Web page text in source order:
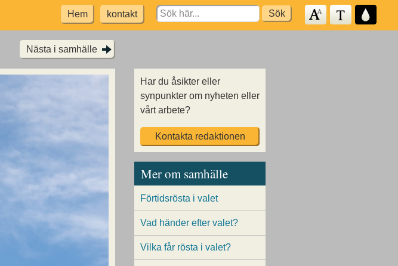
Hem kontakt
Search
for:
Nästa i samhälle
Har du åsikter eller
synpunkter om nyheten eller
vårt arbete?
Kontakta redaktionen
Mer om samhälle
Förtidsrösta i valet
Vad händer efter valet?
Vilka får rösta i valet?